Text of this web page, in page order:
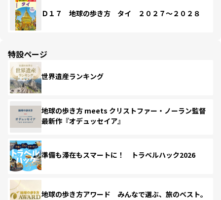
Ｄ１７ 地球の歩き方 タイ ２０２７～２０２８
特設ページ
世界遺産ランキング
地球の歩き方 meets クリストファー・ノーラン監督
最新作『オデュッセイア』
準備も滞在もスマートに！ トラベルハック2026
地球の歩き方アワード みんなで選ぶ、旅のベスト。